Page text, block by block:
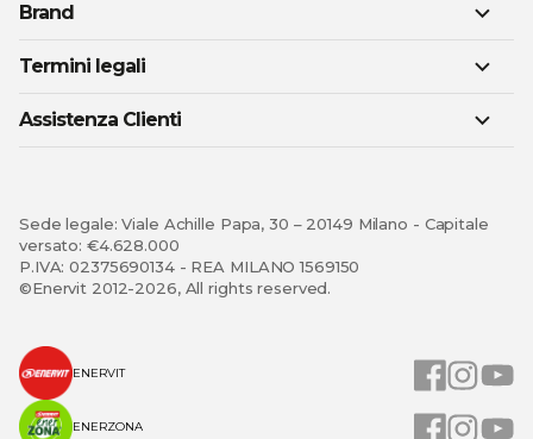
Brand
Termini legali
Assistenza Clienti
Sede legale: Viale Achille Papa, 30 – 20149 Milano - Capitale
versato: €4.628.000
P.IVA: 02375690134 - REA MILANO 1569150
©Enervit 2012-2026, All rights reserved.
ENERVIT
ENERZONA